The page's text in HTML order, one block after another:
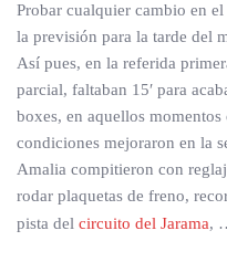
Probar cualquier cambio en
la previsión para la tarde del
Así pues, en la referida
parcial, faltaban 15′ para
boxes, en aquellos
condiciones mejoraron en la
Amalia compitieron con
rodar plaquetas de freno,
pista del circuito del Jarama,